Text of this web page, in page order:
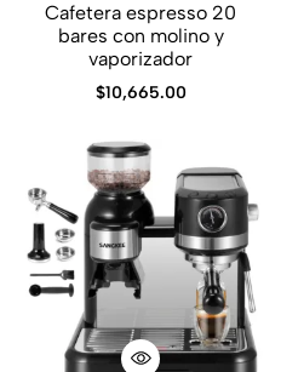
Cafetera espresso 20
bares con molino y
vaporizador
$10,665.00